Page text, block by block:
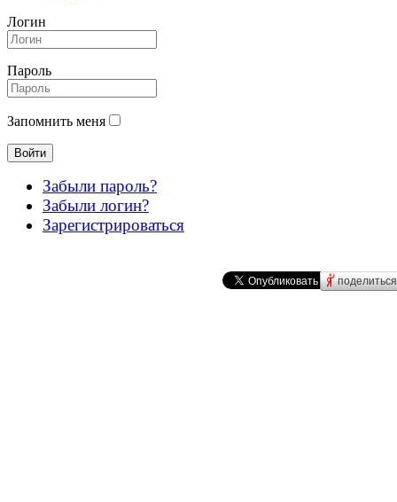
Логин
Пароль
Запомнить меня
Забыли пароль?
Забыли логин?
Зарегистрироваться
поделиться